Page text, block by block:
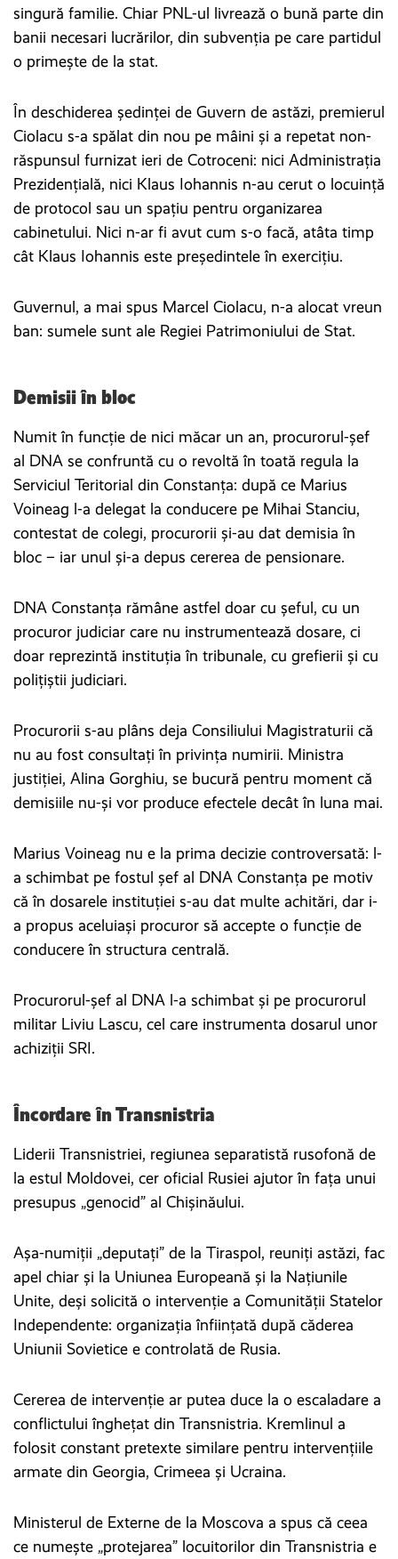
singură familie. Chiar PNL-ul livrează o bună parte din
banii necesari lucrărilor, din subvenția pe care partidul
o primește de la stat.
În deschiderea ședinței de Guvern de astăzi, premierul
Ciolacu s-a spălat din nou pe mâini și a repetat non-
răspunsul furnizat ieri de Cotroceni: nici Administrația
Prezidențială, nici Klaus Iohannis n-au cerut o locuință
de protocol sau un spațiu pentru organizarea
cabinetului. Nici n-ar fi avut cum s-o facă, atâta timp
cât Klaus Iohannis este președintele în exercițiu.
Guvernul, a mai spus Marcel Ciolacu, n-a alocat vreun
ban: sumele sunt ale Regiei Patrimoniului de Stat.
Demisii în bloc
Numit în funcție de nici măcar un an, procurorul-șef
al DNA se confruntă cu o revoltă în toată regula la
Serviciul Teritorial din Constanța: după ce Marius
Voineag l-a delegat la conducere pe Mihai Stanciu,
contestat de colegi, procurorii și-au dat demisia în
bloc – iar unul și-a depus cererea de pensionare.
DNA Constanța rămâne astfel doar cu șeful, cu un
procuror judiciar care nu instrumentează dosare, ci
doar reprezintă instituția în tribunale, cu grefierii și cu
polițiștii judiciari.
Procurorii s-au plâns deja Consiliului Magistraturii că
nu au fost consultați în privința numirii. Ministra
justiției, Alina Gorghiu, se bucură pentru moment că
demisiile nu-și vor produce efectele decât în luna mai.
Marius Voineag nu e la prima decizie controversată: l-
a schimbat pe fostul șef al DNA Constanța pe motiv
că în dosarele instituției s-au dat multe achitări, dar i-
a propus aceluiași procuror să accepte o funcție de
conducere în structura centrală.
Procurorul-șef al DNA l-a schimbat și pe procurorul
militar Liviu Lascu, cel care instrumenta dosarul unor
achiziții SRI.
Încordare în Transnistria
Liderii Transnistriei, regiunea separatistă rusofonă de
la estul Moldovei, cer oficial Rusiei ajutor în fața unui
presupus „genocid” al Chișinăului.
Așa-numiții „deputați” de la Tiraspol, reuniți astăzi, fac
apel chiar și la Uniunea Europeană și la Națiunile
Unite, deși solicită o intervenție a Comunității Statelor
Independente: organizația înființată după căderea
Uniunii Sovietice e controlată de Rusia.
Cererea de intervenție ar putea duce la o escaladare a
conflictului înghețat din Transnistria. Kremlinul a
folosit constant pretexte similare pentru intervențiile
armate din Georgia, Crimeea și Ucraina.
Ministerul de Externe de la Moscova a spus că ceea
ce numește „protejarea” locuitorilor din Transnistria e